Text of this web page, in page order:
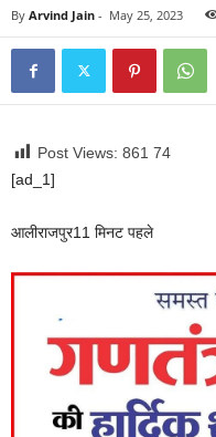
By Arvind Jain - May 25, 2023
Post Views: 861 74
[ad_1]
आलीराजपुर11 मिनट पहले